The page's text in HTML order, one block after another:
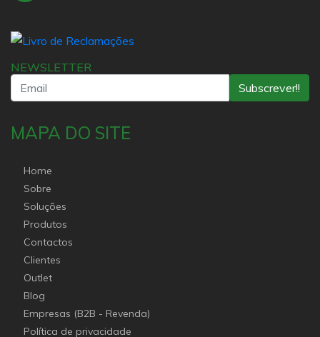
NEWSLETTER
Subscrever!!
MAPA DO SITE
Home
Sobre
Soluções
Produtos
Contactos
Clientes
Outlet
Blog
Empresas (B2B - Revenda)
Política de privacidade